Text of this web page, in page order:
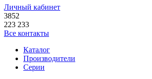
Личный кабинет
3852
223 233
Все контакты
Каталог
Производители
Серии